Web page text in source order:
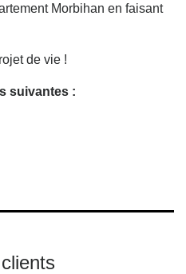
Morbihan en faisant
de vie !
suivantes :